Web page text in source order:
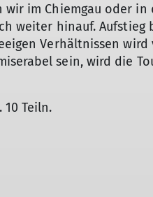
wir im Chiemgau oder
weiter hinauf. Aufstieg
Verhältnissen wird
sein, wird die
Teiln.